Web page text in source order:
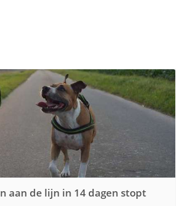
aan de lijn in 14 dagen stopt